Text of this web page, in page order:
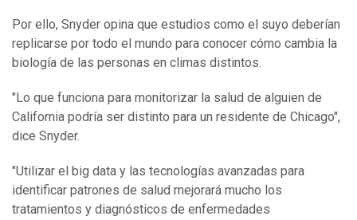
Por ello, Snyder opina que estudios como el suyo deberían
replicarse por todo el mundo para conocer cómo cambia la
biología de las personas en climas distintos.
"Lo que funciona para monitorizar la salud de alguien de
California podría ser distinto para un residente de Chicago",
dice Snyder.
"Utilizar el big data y las tecnologías avanzadas para
identificar patrones de salud mejorará mucho los
tratamientos y diagnósticos de enfermedades